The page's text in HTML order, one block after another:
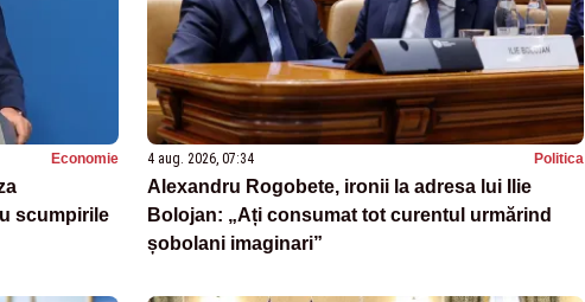
Economie
scumpirile
4 aug. 2026, 07:34 Politica
Alexandru Rogobete, ironii la adresa lui Ilie
Bolojan: „Ați consumat tot curentul urmărind
șobolani imaginari”